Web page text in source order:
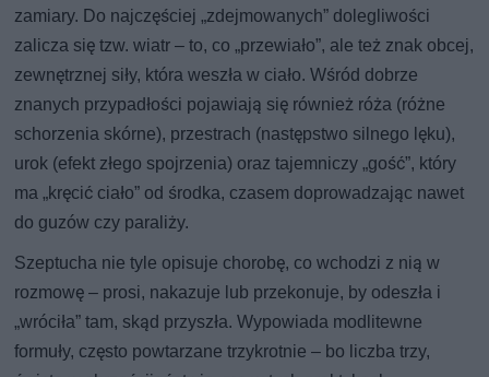
zamiary. Do najczęściej „zdejmowanych” dolegliwości
zalicza się tzw. wiatr – to, co „przewiało”, ale też znak obcej,
zewnętrznej siły, która weszła w ciało. Wśród dobrze
znanych przypadłości pojawiają się również róża (różne
schorzenia skórne), przestrach (następstwo silnego lęku),
urok (efekt złego spojrzenia) oraz tajemniczy „gość”, który
ma „kręcić ciało” od środka, czasem doprowadzając nawet
do guzów czy paraliży.
Szeptucha nie tyle opisuje chorobę, co wchodzi z nią w
rozmowę – prosi, nakazuje lub przekonuje, by odeszła i
„wróciła” tam, skąd przyszła. Wypowiada modlitewne
formuły, często powtarzane trzykrotnie – bo liczba trzy,